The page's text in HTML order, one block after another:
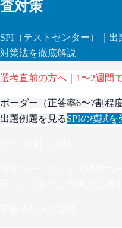
査対策
SPI （テストセンター）
｜
対策法を徹底解説
選考直前の方へ｜1〜2週間
ボーダー（正答率6〜7割程
出題例題を見るSPIの模試を